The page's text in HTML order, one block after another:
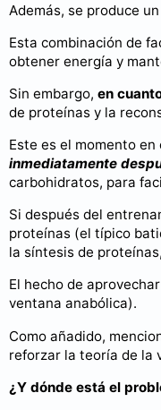
Además, se produce
Esta combinación de
obtener energía y
Sin embargo, en
de proteínas y la
Este es el momento
inmediatamente
carbohidratos, para
Si después del
proteínas (el típico
la síntesis de
El hecho de
ventana anabólica).
Como añadido,
reforzar la teoría de la
¿Y dónde está el